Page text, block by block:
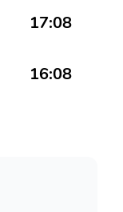
17:08
16:08